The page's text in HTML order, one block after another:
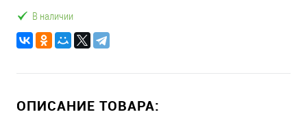
В наличии
ОПИСАНИЕ ТОВАРА: